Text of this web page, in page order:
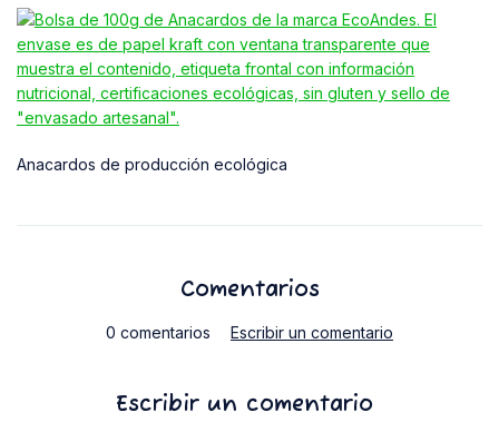
Anacardos de producción ecológica
Comentarios
0 comentarios Escribir un comentario
Escribir un comentario